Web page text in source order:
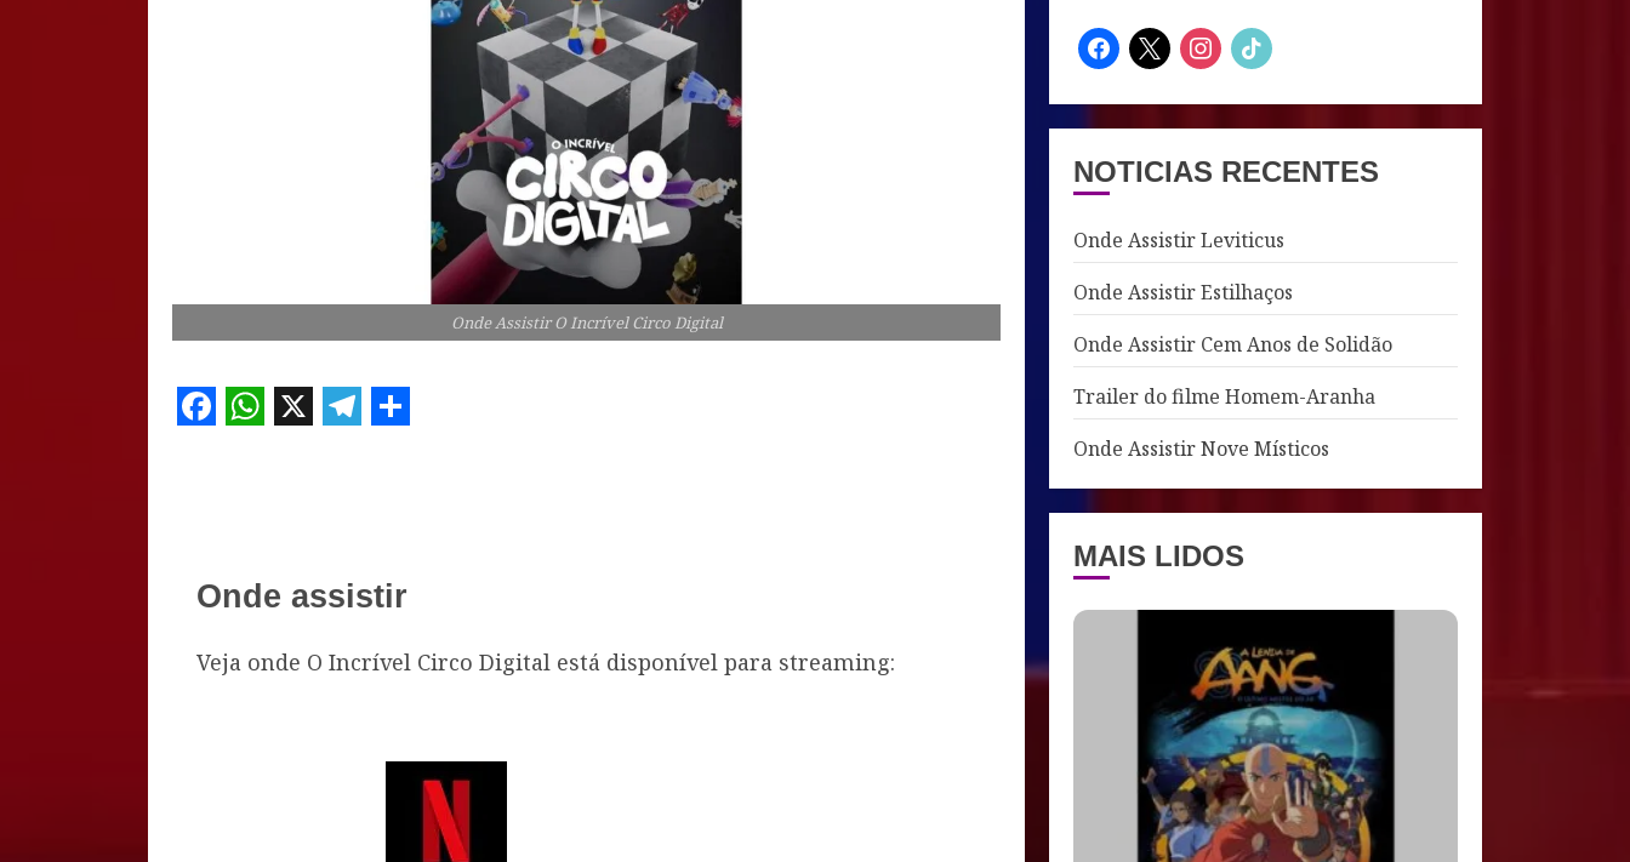
Onde Assistir O Incrível Circo Digital
Onde assistir
Veja onde O Incrível Circo Digital está disponível para streaming:
facebook
x instagram
tiktok
NOTICIAS RECENTES
Onde Assistir Leviticus
Onde Assistir Estilhaços
Onde Assistir Cem Anos de Solidão
Trailer do filme Homem-Aranha
Onde Assistir Nove Místicos
MAIS LIDOS